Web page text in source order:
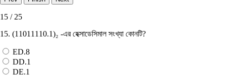
15 / 25
15. (11011110.1)₂ -এর হেক্সাডেসিমাল সংখ্যা কোনটি?
ED.8
DD.1
DE.1